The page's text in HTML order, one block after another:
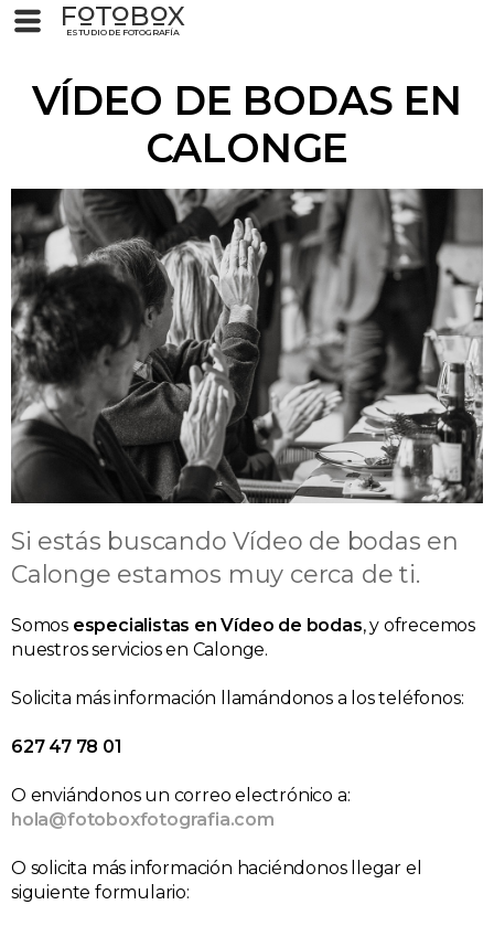
FOTOBOX
ESTUDIO DE FOTOGRAFÍA
VÍDEO DE BODAS EN
CALONGE
Si estás buscando Vídeo de bodas en
Calonge estamos muy cerca de ti.
Somos especialistas en Vídeo de bodas, y ofrecemos
nuestros servicios en Calonge.
Solicita más información llamándonos a los teléfonos:
627 47 78 01
O enviándonos un correo electrónico a:
hola@fotoboxfotografia.com
O solicita más información haciéndonos llegar el
siguiente formulario: